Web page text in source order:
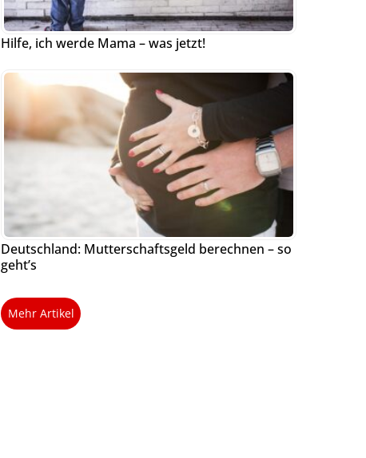
Hilfe, ich werde Mama – was jetzt!
Deutschland: Mutterschaftsgeld berechnen – so
geht’s
Mehr Artikel